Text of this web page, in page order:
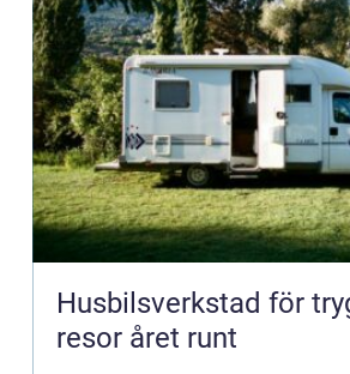
Husbilsverkstad för
resor året runt